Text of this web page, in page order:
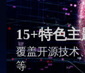
15+特色
覆盖开源技术
等